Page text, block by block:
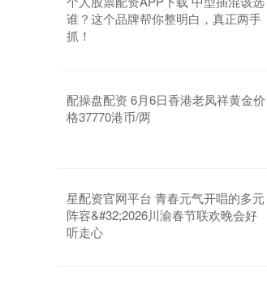
谁？这个品牌帮你整明白，真正两手
抓！
配操盘配资 6月6日香港老凤祥黄金价
格37770港币/两
星配资官网平台 青春元气开唱的多元
阵容&#32;2026川渝春节联欢晚会好
听走心